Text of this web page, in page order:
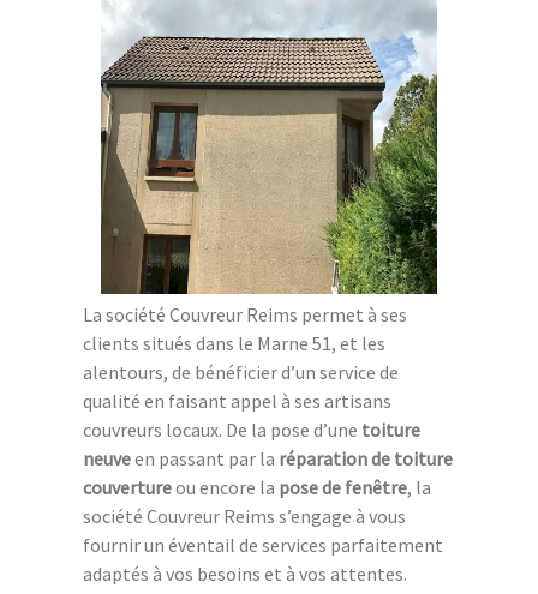
La société Couvreur Reims permet à ses
clients situés dans le Marne 51, et les
alentours, de bénéficier d’un service de
qualité en faisant appel à ses artisans
couvreurs locaux. De la pose d’une toiture
neuveen passant par la réparation de toiture
couvertureou encore la pose de fenêtre, la
société Couvreur Reims s’engage à vous
fournir un éventail de services parfaitement
adaptés à vos besoins et à vos attentes.